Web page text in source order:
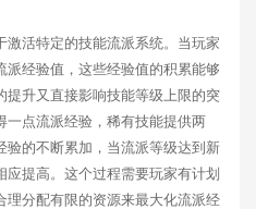
激活特定的技能流派系统。当玩家
经验值，这些经验值的积累能够
提升又直接影响技能等级上限的突
一点流派经验，稀有技能提供两
验的不断累加，当流派等级达到新
提高。这个过程需要玩家有计划
理分配有限的资源来最大化流派经